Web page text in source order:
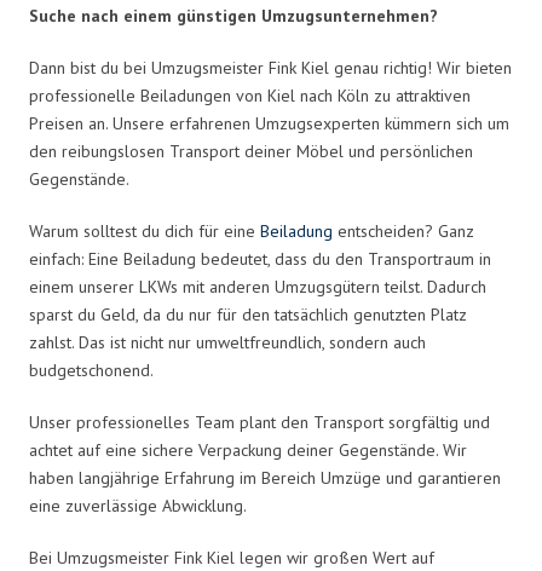
Suche nach einem günstigen Umzugsunternehmen?
Dann bist du bei Umzugsmeister Fink Kiel genau richtig! Wir bieten
professionelle Beiladungen von Kiel nach Köln zu attraktiven
Preisen an. Unsere erfahrenen Umzugsexperten kümmern sich um
den reibungslosen Transport deiner Möbel und persönlichen
Gegenstände.
Warum solltest du dich für eine Beiladung entscheiden? Ganz
einfach: Eine Beiladung bedeutet, dass du den Transportraum in
einem unserer LKWs mit anderen Umzugsgütern teilst. Dadurch
sparst du Geld, da du nur für den tatsächlich genutzten Platz
zahlst. Das ist nicht nur umweltfreundlich, sondern auch
budgetschonend.
Unser professionelles Team plant den Transport sorgfältig und
achtet auf eine sichere Verpackung deiner Gegenstände. Wir
haben langjährige Erfahrung im Bereich Umzüge und garantieren
eine zuverlässige Abwicklung.
Bei Umzugsmeister Fink Kiel legen wir großen Wert auf